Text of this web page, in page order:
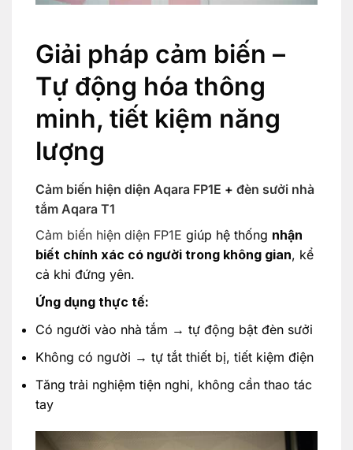
Giải pháp cảm biến –
Tự động hóa thông
minh, tiết kiệm năng
lượng
Cảm biến hiện diện Aqara FP1E + đèn sưởi nhà
tắm Aqara T1
Cảm biến hiện diện FP1E giúp hệ thống nhận
biết chính xác có người trong không gian, kể
cả khi đứng yên.
Ứng dụng thực tế:
Có người vào nhà tắm → tự động bật đèn sưởi
Không có người → tự tắt thiết bị, tiết kiệm điện
Tăng trải nghiệm tiện nghi, không cần thao tác
tay